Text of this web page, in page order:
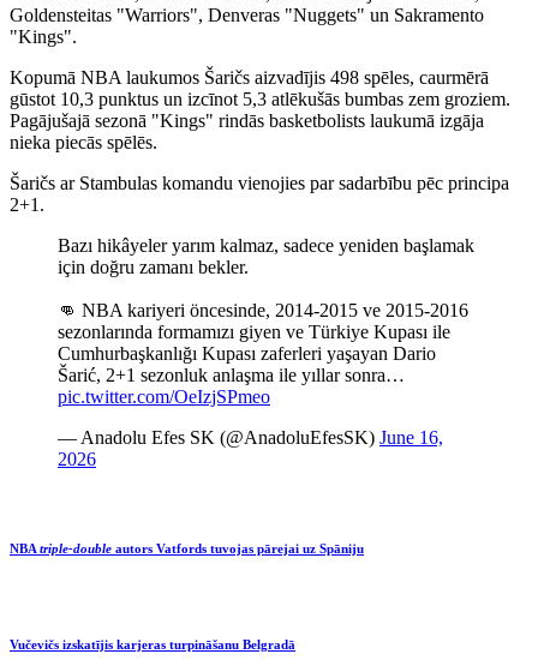
Goldensteitas "Warriors", Denveras "Nuggets" un Sakramento
"Kings".
Kopumā NBA laukumos Šaričs aizvadījis 498 spēles, caurmērā
gūstot 10,3 punktus un izcīnot 5,3 atlēkušās bumbas zem groziem.
Pagājušajā sezonā "Kings" rindās basketbolists laukumā izgāja
nieka piecās spēlēs.
Šaričs ar Stambulas komandu vienojies par sadarbību pēc principa
2+1.
Bazı hikâyeler yarım kalmaz, sadece yeniden başlamak
için doğru zamanı bekler.
👊 NBA kariyeri öncesinde, 2014-2015 ve 2015-2016
sezonlarında formamızı giyen ve Türkiye Kupası ile
Cumhurbaşkanlığı Kupası zaferleri yaşayan Dario
Šarić, 2+1 sezonluk anlaşma ile yıllar sonra…
pic.twitter.com/OeIzjSPmeo
— Anadolu Efes SK (@AnadoluEfesSK) June 16,
2026
NBA triple-double autors Vatfords tuvojas pārejai uz Spāniju
Vučevičs izskatījis karjeras turpināšanu Belgradā